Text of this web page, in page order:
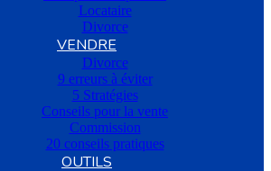
Locataire
Divorce
VENDRE
Divorce
9 erreurs à éviter
5 Stratégies
Conseils pour la vente
Commission
20 conseils pratiques
OUTILS